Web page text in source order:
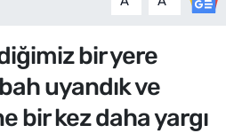
bir yere
uyandık ve
bir kez daha yargı